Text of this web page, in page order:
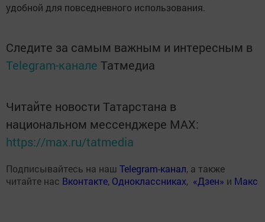
удобной для повседневного использования.
Следите за самым важным и интересным в
Telegram-канале Татмедиа
Читайте новости Татарстана в
национальном мессенджере MАХ:
https://max.ru/tatmedia
Подписывайтесь на наш Telegram-канал, а также
читайте нас Вконтакте, Одноклассниках, «Дзен» и Макс